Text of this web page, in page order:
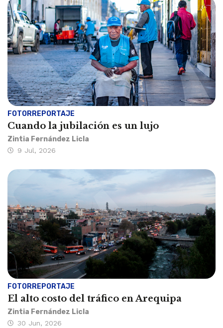
FOTORREPORTAJE
Cuando la jubilación es un lujo
Zintia Fernández Licla
9 Jul, 2026
FOTORREPORTAJE
El alto costo del tráfico en Arequipa
Zintia Fernández Licla
30 Jun, 2026